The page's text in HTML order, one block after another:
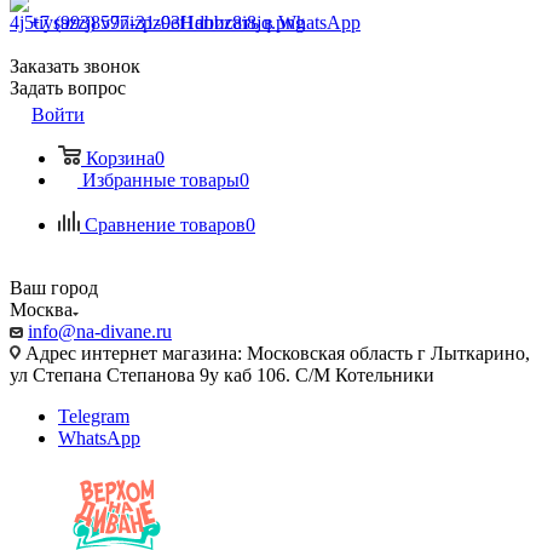
+7 (993) 597-31-03Написать в WhatsApp
Заказать звонок
Задать вопрос
Войти
Корзина0
Избранные товары0
Сравнение товаров0
Ваш город
Москва
info@na-divane.ru
Адрес интернет магазина: Московская область г Лыткарино,
ул Степана Степанова 9у каб 106. С/М Котельники
Telegram
WhatsApp